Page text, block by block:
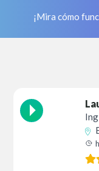
¡Mira cómo